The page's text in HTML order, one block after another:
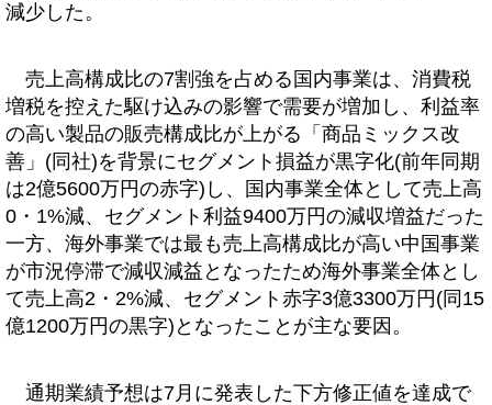
減少した。
売上高構成比の7割強を占める国内事業は、消費税
増税を控えた駆け込みの影響で需要が増加し、利益率
の高い製品の販売構成比が上がる「商品ミックス改
善」(同社)を背景にセグメント損益が黒字化(前年同期
は2億5600万円の赤字)し、国内事業全体として売上高
0・1%減、セグメント利益9400万円の減収増益だった
一方、海外事業では最も売上高構成比が高い中国事業
が市況停滞で減収減益となったため海外事業全体とし
て売上高2・2%減、セグメント赤字3億3300万円(同15
億1200万円の黒字)となったことが主な要因。
通期業績予想は7月に発表した下方修正値を達成で